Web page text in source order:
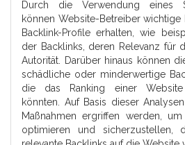
Durch die Verwendung eines
können Website-Betreiber
Backlink-Profile erhalten, wie
der Backlinks, deren Relevanz für
Autorität. Darüber hinaus können
schädliche oder minderwertige
die das Ranking einer Website
könnten. Auf Basis dieser
Maßnahmen ergriffen werden,
optimieren und sicherzustellen,